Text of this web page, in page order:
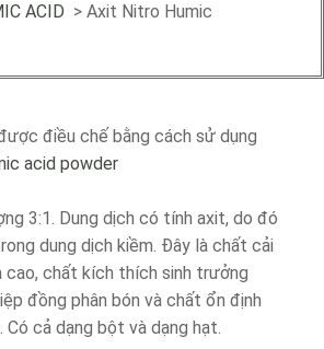
ACID > Axit Nitro Humic
điều chế bằng cách sử dụng
acid powder
3:1. Dung dịch có tính axit, do đó
dung dịch kiềm. Đây là chất cải
cao, chất kích thích sinh trưởng
đồng phân bón và chất ổn định
Có cả dạng bột và dạng hạt.